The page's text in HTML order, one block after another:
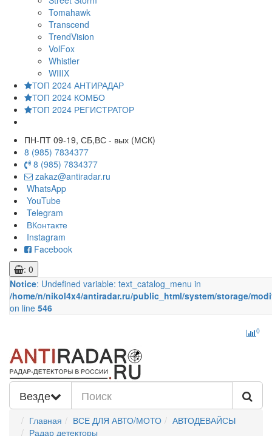
Tomahawk
Transcend
TrendVision
VolFox
Whistler
WIIIX
ТОП 2024 АНТИРАДАР
ТОП 2024 КОМБО
ТОП 2024 РЕГИСТРАТОР
ПН-ПТ 09-19, СБ,ВС - вых (МСК)
8 (985) 7834377
8 (985) 7834377
zakaz@antiradar.ru
WhatsApp
YouTube
Telegram
ВКонтакте
Instagram
Facebook
: 0
Notice: Undefined variable: text_catalog_menu in
/home/n/nikol4x4/antiradar.ru/public_html/system/storage/
on line 546
0
Везде
Главная ВСЕ ДЛЯ АВТО/МОТО
АВТОДЕВАЙСЫ
Радар детекторы